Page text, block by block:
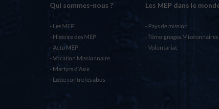
Qui sommes-nous ?
Les MEP
Histoire des MEP
Actu MEP
Vocation Missionnaire
Martyrs d’Asie
Lutte contre les abus
Les MEP dans le
Pays de mission
Témoignages Missionnaires
Volontariat